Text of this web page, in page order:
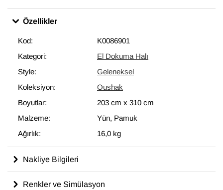
sağlıyor. Bu özel halı
Özellikler
Kod:
K0086901
Kategori:
El Dokuma Halı
Style:
Geleneksel
Koleksiyon:
Oushak
Boyutlar:
203 cm x 310 cm
Malzeme:
Yün, Pamuk
Ağırlık:
16,0 kg
Nakliye Bilgileri
Renkler ve Simülasyon